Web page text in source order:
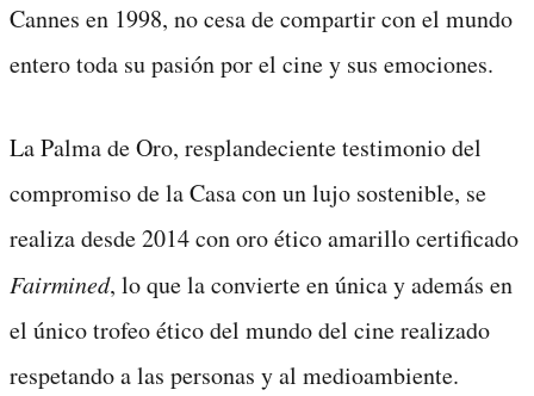
Cannes en 1998, no cesa de compartir con el mundo
entero toda su pasión por el cine y sus emociones.
La Palma de Oro, resplandeciente testimonio del
compromiso de la Casa con un lujo sostenible, se
realiza desde 2014 con oro ético amarillo certificado
Fairmined, lo que la convierte en única y además en
el único trofeo ético del mundo del cine realizado
respetando a las personas y al medioambiente.